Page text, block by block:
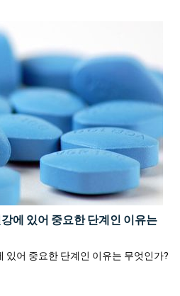
에 있어 중요한 단계인 이유는
있어 중요한 단계인 이유는 무엇인가?